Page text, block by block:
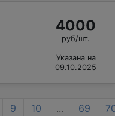
4000
руб/шт.
Указана на
09.10.2025
9 10 ... 69